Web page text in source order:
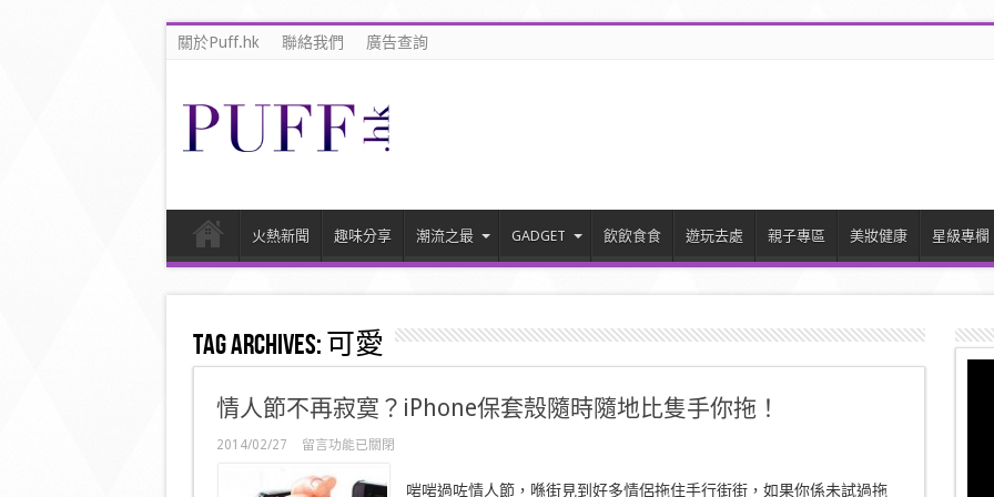
關於Puff.hk 聯絡我們 廣告查詢
火熱新聞 趣味分享 潮流之最 GADGET 飲飲食食 遊玩去處 親子專區 美妝健康 星級專欄
Tag Archives:可愛
情人節不再寂寞？iPhone保套殼隨時隨地比隻手你拖！
2014/02/27
在
人
留言功能已關閉
啱啱過咗情人節，喺街見到好多情侶拖住手行街街，如果你係未試過拖